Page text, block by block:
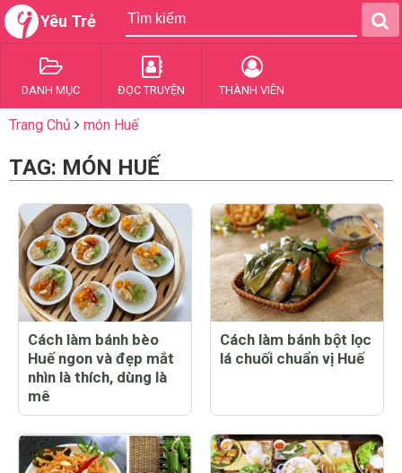
Yêu Trẻ
DANH MỤC ĐỌC TRUYỆN THÀNH VIÊN
Trang Chủ món Huế
TAG: MÓN HUẾ
Cách làm bánh bèo
Huế ngon và đẹp mắt
nhìn là thích, dùng là
mê
Cách làm bánh bột lọc
lá chuối chuẩn vị Huế